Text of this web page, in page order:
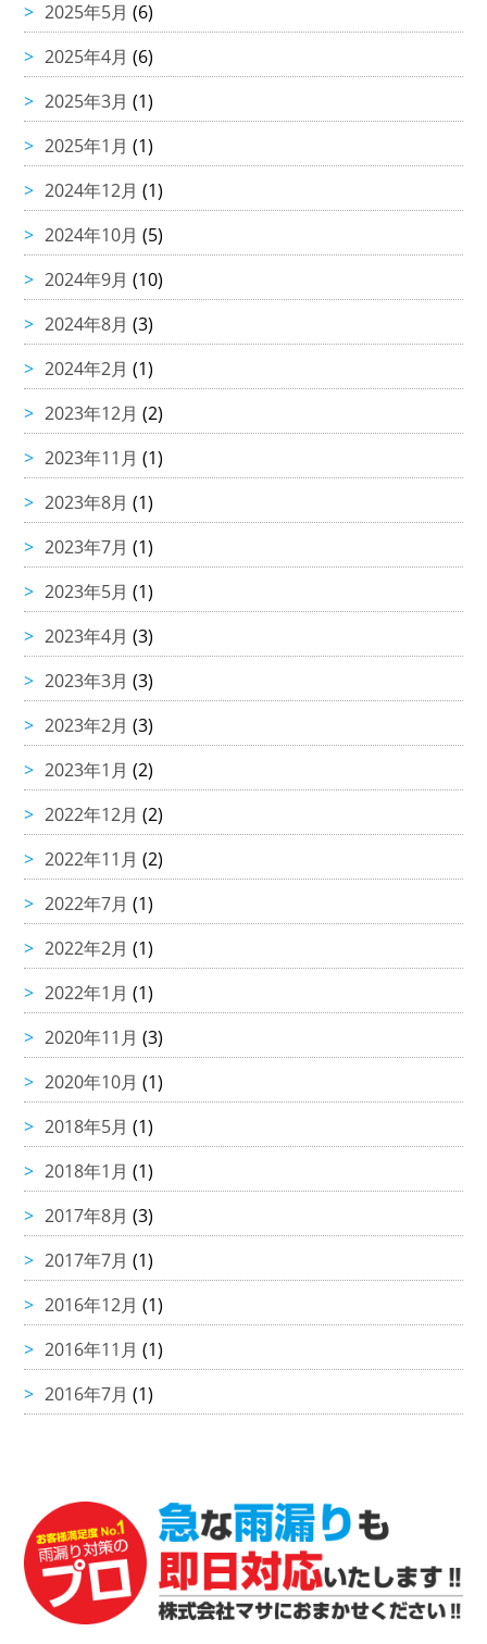
2025年5月 (6)
2025年4月 (6)
2025年3月 (1)
2025年1月 (1)
2024年12月 (1)
2024年10月 (5)
2024年9月 (10)
2024年8月 (3)
2024年2月 (1)
2023年12月 (2)
2023年11月 (1)
2023年8月 (1)
2023年7月 (1)
2023年5月 (1)
2023年4月 (3)
2023年3月 (3)
2023年2月 (3)
2023年1月 (2)
2022年12月 (2)
2022年11月 (2)
2022年7月 (1)
2022年2月 (1)
2022年1月 (1)
2020年11月 (3)
2020年10月 (1)
2018年5月 (1)
2018年1月 (1)
2017年8月 (3)
2017年7月 (1)
2016年12月 (1)
2016年11月 (1)
2016年7月 (1)